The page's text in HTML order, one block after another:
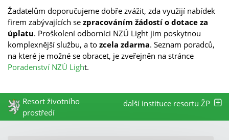
Žadatelům doporučujeme dobře zvážit, zda využijí nabídek
firem zabývajících se zpracováním žádostí o dotace za
úplatu. Proškolení odborníci NZÚ Light jim poskytnou
komplexnější službu, a to zcela zdarma. Seznam poradců,
na které je možné se obracet, je zveřejněn na stránce
Poradenství NZÚ Light.
Resort životního
prostředí
další instituce resortu ŽP